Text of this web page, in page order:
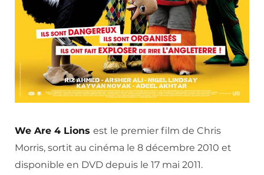
We Are 4 Lions est le premier film de Chris
Morris, sortit au cinéma le 8 décembre 2010 et
disponible en DVD depuis le 17 mai 2011.